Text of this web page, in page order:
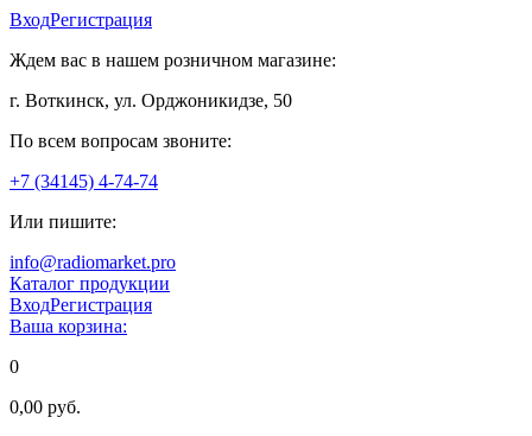
ВходРегистрация
Ждем вас в нашем розничном магазине:
г. Воткинск, ул. Орджоникидзе, 50
По всем вопросам звоните:
+7 (34145) 4-74-74
Или пишите:
info@radiomarket.pro
Каталог продукции
ВходРегистрация
Ваша корзина:
0
0,00 руб.